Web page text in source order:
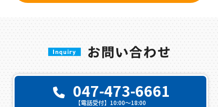
047-473-6661
【電話受付】10:00〜18:00